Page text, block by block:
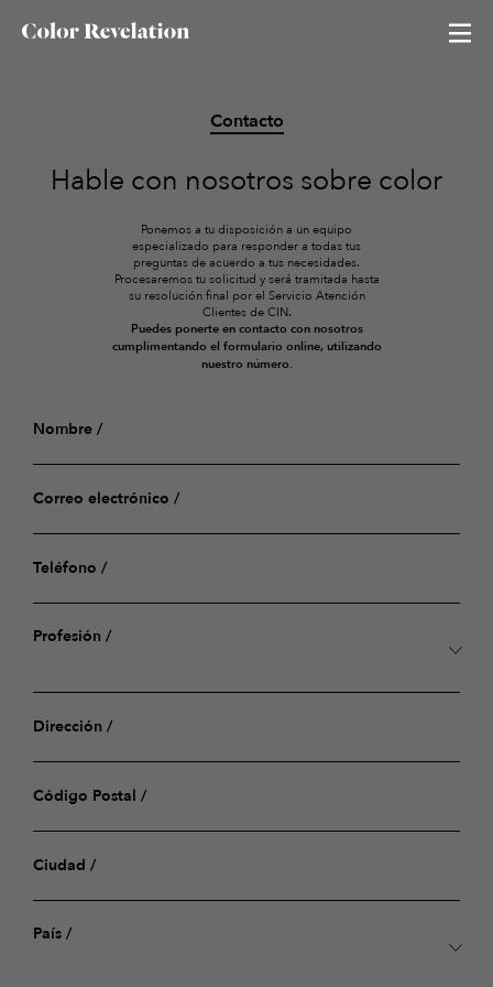
Neutral Revelation
Color of the season
Blue Revelation
Green Revelation
Todos los colores
Catálogo Online
Pedido de Catálogo
Contacto
Press Room
Contacto
Hable con nosotros sobre color
Ponemos a tu disposición a un equipo
especializado para responder a todas tus
preguntas de acuerdo a tus necesidades.
Procesaremos tu solicitud y será tramitada hasta
su resolución final por el Servicio Atención
Clientes de CIN.
Puedes ponerte en contacto con nosotros
cumplimentando el formulario online, utilizando
nuestro número.
Nombre
Correo electrónico
Teléfono
Profesión
Dirección
Código Postal
Ciudad
País